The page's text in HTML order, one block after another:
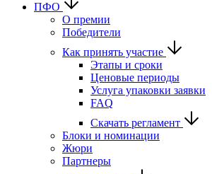
ПФО
О премии
Победители
Как принять участие
Этапы и сроки
Ценовые периоды
Услуга упаковки заявки
FAQ
Скачать регламент
Блоки и номинации
Жюри
Партнеры